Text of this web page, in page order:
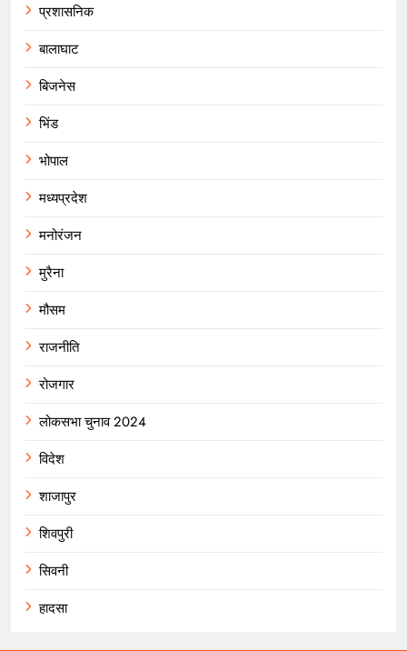
प्रशासनिक
बालाघाट
बिजनेस
भिंड
भोपाल
मध्यप्रदेश
मनोरंजन
मुरैना
मौसम
राजनीति
रोजगार
लोकसभा चुनाव 2024
विदेश
शाजापुर
शिवपुरी
सिवनी
हादसा